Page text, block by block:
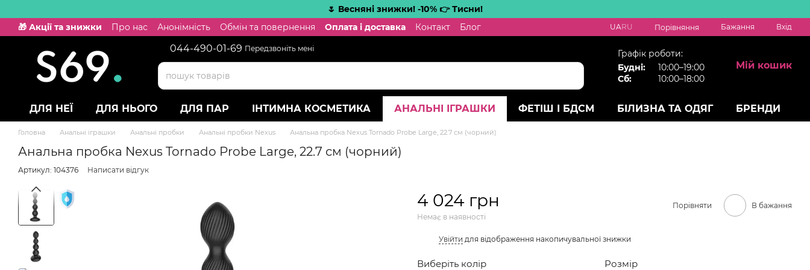
🌷 Весняні знижки! -10% 👉 Тисни!
🎁 Акції та знижки
Про нас Анонімність Обмін та повернення Оплата і доставка Контакт Блог UARU Порівняння Бажання Вхід
044-490-01-69 Передзвоніть мені
Графік роботи:
Будні:
10:00–19:00
Сб:
10:00–18:00
Мій кошик
ДЛЯ НЕЇ ДЛЯ НЬОГО ДЛЯ ПАР ІНТИМНА КОСМЕТИКА АНАЛЬНІ ІГРАШКИ ФЕТІШ І БДСМ БІЛИЗНА ТА ОДЯГ БРЕНДИ
Головна Анальні іграшки Анальні пробки Анальні пробки Nexus Анальна пробка Nexus Tornado Probe Large, 22.7 см (чорний)
Анальна пробка Nexus Tornado Probe Large, 22.7 см (чорний)
Артикул: 104376 Написати відгук
4 024 грн
Немає в наявності
Порівняти В бажання
Увійти для відображення накопичувальної знижки
Виберіть колір Розмір